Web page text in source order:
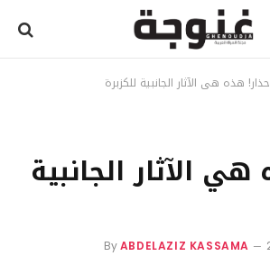
حذار! هذه هي الآثار الجانبية للكزبرة
الآثار الجانبية
ByABDELAZIZ KASSAMA